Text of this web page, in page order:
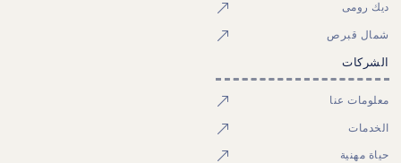
ديك رومى
شمال قبرص
الشركات
معلومات عنا
الخدمات
حياة مهنية